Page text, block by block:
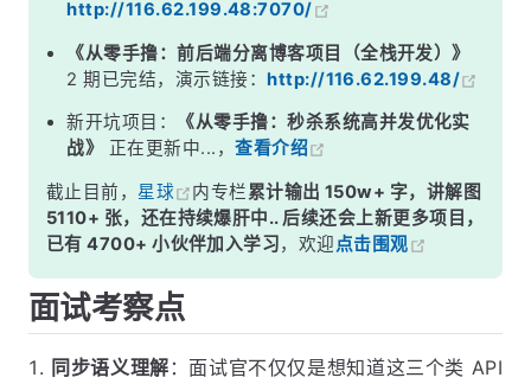
常见面试变体
记忆口诀
总结
http://116.62.199.48:7070/
《从零手撸：前后端分离博客项目（全栈开发）》
2 期已完结，演示链接：http://116.62.199.48/
新开坑项目：
《从零手撸：秒杀系统高并发优化实
战》
正在更新中...，查看介绍
截止目前， 星球 内专栏累计输出 150w+ 字，讲解图
5110+ 张，还在持续爆肝中.. 后续还会上新更多项目，
已有 4700+ 小伙伴加入学习，欢迎点击围观
面试考察点
同步语义理解 ：面试官不仅仅是想知道这三个类 API